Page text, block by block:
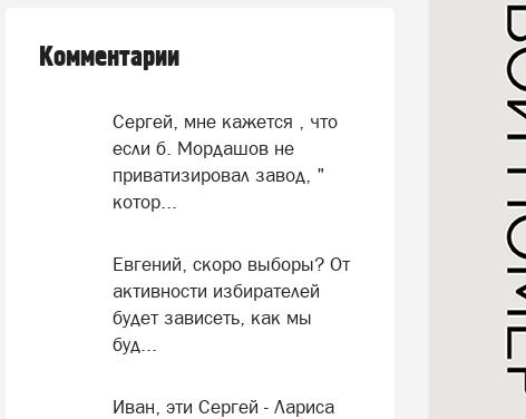
Комментарии
Сергей, мне кажется , что
если б. Мордашов не
приватизировал завод, "
котор...
Евгений, скоро выборы? От
активности избирателей
будет зависеть, как мы
буд...
Иван, эти Сергей - Лариса